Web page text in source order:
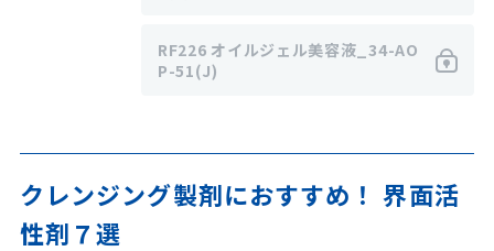
RF226 オイルジェル美容液_34-AO
P-51(J)
クレンジング製剤におすすめ！ 界面活
性剤７選